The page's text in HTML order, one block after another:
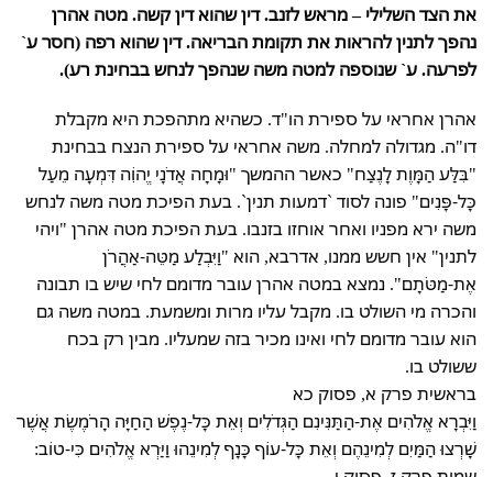
את הצד השלילי – מראש לזנב. דין שהוא דין קשה.מטה אהרן
נהפך לתנין להראות את תקומת הבריאה. דין שהוא רפה (חסר ע`
לפרעה. ע` שנוספה למטה משה שנהפך לנחש בבחינת רע).
אהרן אחראי על ספירת הו"ד. כשהיא מתהפכת היא מקבלת
דו"ה. מגדולה למחלה. משה אחראי על ספירת הנצח בבחינת
"בִּלַּע הַמָּוֶת לָנֶצַח" כאשר ההמשך "וּמָחָה אֲדֹנָי יֱהוִֹה דִּמְעָה מֵעַל
כָּל-פָּנִים" פונה לסוד `דמעות תנין`. בעת הפיכת מטה משה לנחש
משה ירא מפניו ואחר אוחזו בזנבו. בעת הפיכת מטה אהרן "ויהי
לתנין" אין חשש ממנו, אדרבא, הוא "וַיִּבְלַע מַטֵּה-אַהֲרֹן
אֶת-מַטֹּתָם". נמצא במטה אהרן עובר מדומם לחי שיש בו תבונה
והכרה מי השולט בו. מקבל עליו מרות ומשמעת. במטה משה גם
הוא עובר מדומם לחי ואינו מכיר בזה שמעליו. מבין רק בכח
ששולט בו.
בראשית פרק א, פסוק כא
וַיִּבְרָא אֱלֹהִים אֶת-הַתַּנִּינִם הַגְּדֹלִים וְאֵת כָּל-נֶפֶשׁ הַחַיָּה הָרֹמֶשֶׂת אֲשֶׁר
שָׁרְצוּ הַמַּיִם לְמִינֵהֶם וְאֵת כָּל-עוֹף כָּנָף לְמִינֵהוּ וַיַּרְא אֱלֹהִים כִּי-טוֹב: